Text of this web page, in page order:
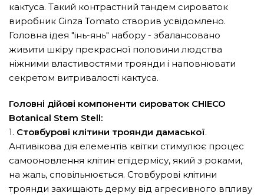
кактуса. Такий контрастний тандем сироваток
виробник Ginza Tomato створив усвідомлено.
Головна ідея "інь-янь" набору - збалансовано
живити шкіру прекрасної половини людства
ніжними властивостями троянди і наповнювати
секретом витривалості кактуса.
Головні дійові компоненти сироваток CHIECO
Botanical Stem Stell:
1. Стовбурові клітини троянди дамаської.
Антивікова дія елементів квітки стимулює процес
самооновлення клітин епідермісу, який з роками,
на жаль, сповільнюється. Стовбурові клітини
троянди захищають дерму від агресивного впливу